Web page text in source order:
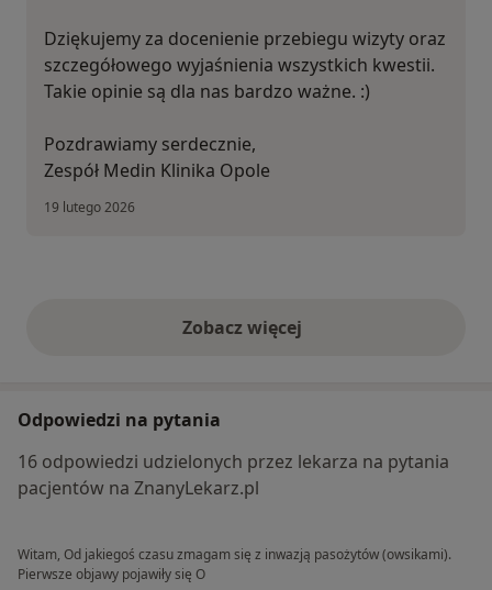
Dziękujemy za docenienie przebiegu wizyty oraz
szczegółowego wyjaśnienia wszystkich kwestii.
Takie opinie są dla nas bardzo ważne. :)
Pozdrawiamy serdecznie,
Zespół Medin Klinika Opole
19 lutego 2026
Zobacz więcejopinie powyżej
Odpowiedzi na pytania
16 odpowiedzi udzielonych przez lekarza na pytania
pacjentów na ZnanyLekarz.pl
Witam, Od jakiegoś czasu zmagam się z inwazją pasożytów (owsikami).
Pierwsze objawy pojawiły się O